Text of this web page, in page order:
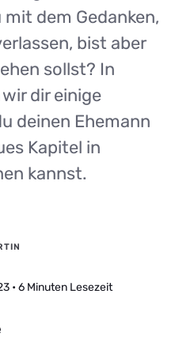
dem Gedanken,
bist aber
sollst? In
dir einige
deinen Ehemann
Kapitel in
kannst.
• 6 Minuten Lesezeit